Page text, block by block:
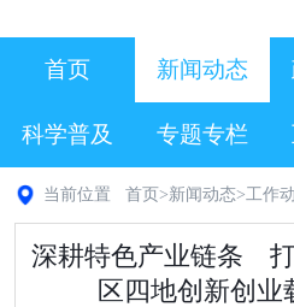
首页 新闻动态
科学普及 专题专栏
当前位置 首页 >新闻动态> 工作
深耕特色产业链条
区四地创新创业